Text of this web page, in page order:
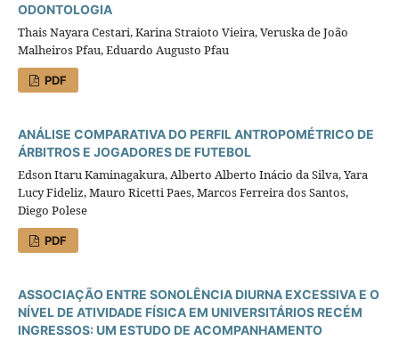
ODONTOLOGIA
Thais Nayara Cestari, Karina Straioto Vieira, Veruska de João
Malheiros Pfau, Eduardo Augusto Pfau
PDF
ANÁLISE COMPARATIVA DO PERFIL ANTROPOMÉTRICO DE
ÁRBITROS E JOGADORES DE FUTEBOL
Edson Itaru Kaminagakura, Alberto Alberto Inácio da Silva, Yara
Lucy Fideliz, Mauro Ricetti Paes, Marcos Ferreira dos Santos,
Diego Polese
PDF
ASSOCIAÇÃO ENTRE SONOLÊNCIA DIURNA EXCESSIVA E O
NÍVEL DE ATIVIDADE FÍSICA EM UNIVERSITÁRIOS RECÉM
INGRESSOS: UM ESTUDO DE ACOMPANHAMENTO